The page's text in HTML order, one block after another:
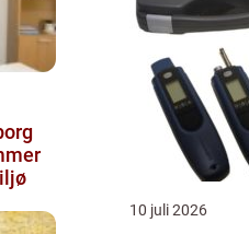
10 juli 2026